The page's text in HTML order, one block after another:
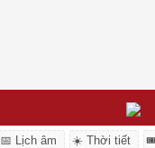
📅 Lịch âm ☀️ Thời tiết